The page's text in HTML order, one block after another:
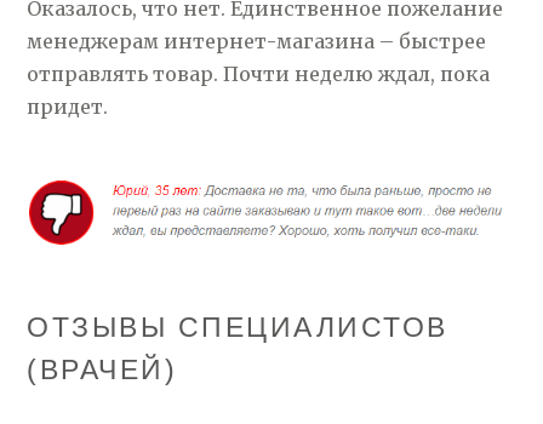
Оказалось, что нет. Единственное пожелание
менеджерам интернет-магазина – быстрее
отправлять товар. Почти неделю ждал, пока
придет.
ОТЗЫВЫ СПЕЦИАЛИСТОВ
(ВРАЧЕЙ)